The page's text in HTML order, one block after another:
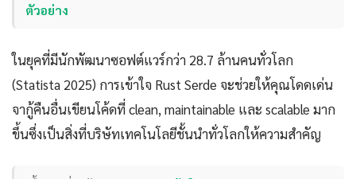
ตัวอย่าง
ในยุคที่มีนักพัฒนาซอฟต์แวร์กว่า 28.7 ล้านคนทั่วโลก
(Statista 2025) การเข้าใจ Rust Serde จะช่วยให้คุณโดดเด่น
จากู้คืนอื่นเขียนโค้ดที่ clean, maintainable และ scalable มาก
ขึ้นซึ่งเป็นสิ่งที่บริษัทเทคโนโลยีชั้นนำทั่วโลกให้ความสำคัญ